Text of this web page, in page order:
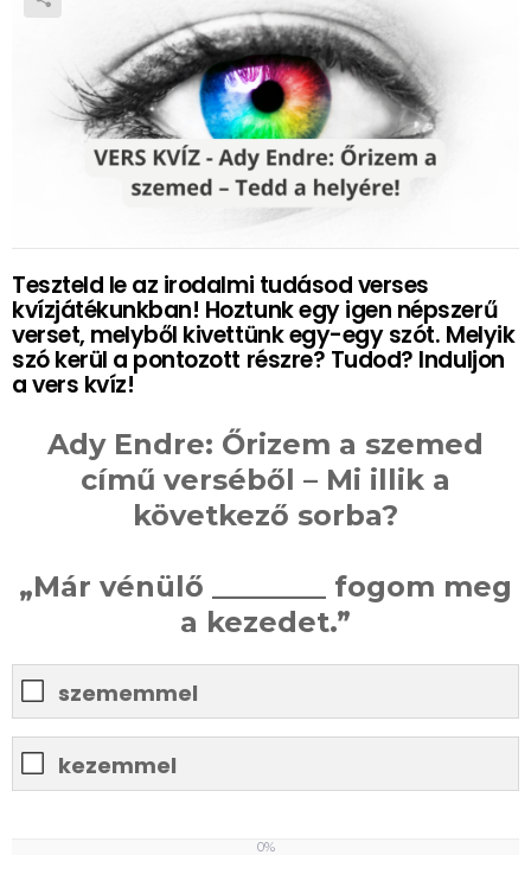
Teszteld le az irodalmi tudásod verses
kvízjátékunkban! Hoztunk egy igen népszerű
verset, melyből kivettünk egy-egy szót. Melyik
szó kerül a pontozott részre? Tudod? Induljon
a vers kvíz!
Ady Endre: Őrizem a szemed
című verséből – Mi illik a
következő sorba?
„Már vénülő ________ fogom meg
a kezedet.”
szememmel
kezemmel
0%